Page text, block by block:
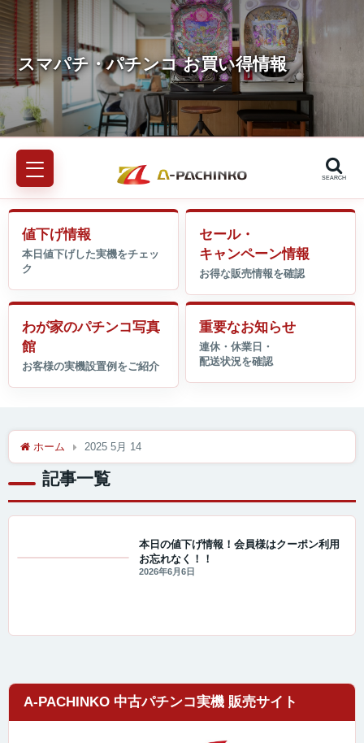
SEARCH
値下げ情報
セール・
キャンペーン情報
わが家のパチンコ写真
館
重要なお知らせ
ホーム 2025 5月 14
記事一覧
本日の値下げ情報！会員様はクーポン利用
お忘れなく！！
2026年6月6日
A-PACHINKO 中古パチンコ実機 販売サイト